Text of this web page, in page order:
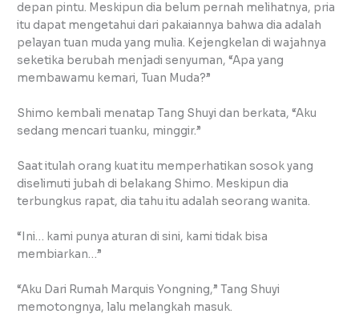
depan pintu. Meskipun dia belum pernah melihatnya, pria
itu dapat mengetahui dari pakaiannya bahwa dia adalah
pelayan tuan muda yang mulia. Kejengkelan di wajahnya
seketika berubah menjadi senyuman, “Apa yang
membawamu kemari, Tuan Muda?”
Shimo kembali menatap Tang Shuyi dan berkata, “Aku
sedang mencari tuanku, minggir.”
Saat itulah orang kuat itu memperhatikan sosok yang
diselimuti jubah di belakang Shimo. Meskipun dia
terbungkus rapat, dia tahu itu adalah seorang wanita.
“Ini… kami punya aturan di sini, kami tidak bisa
membiarkan…”
“Aku Dari Rumah Marquis Yongning,” Tang Shuyi
memotongnya, lalu melangkah masuk.